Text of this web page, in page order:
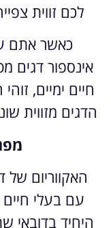
לכם זווית
כאשר אתם
אינספור דגים
חיים ימיים,
הדגים מזווית
האקווריום
עם בעלי חיים
היחיד בדובאי